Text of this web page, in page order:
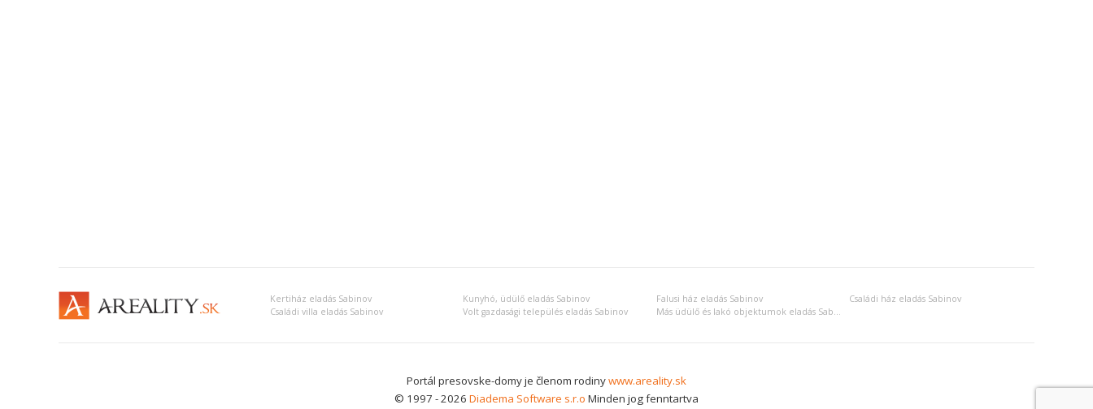
Kertiház eladás Sabinov Kunyhó, üdülő eladás Sabinov Falusi ház eladás Sabinov
Családi ház eladás Sabinov
Családi villa eladás Sabinov
Volt gazdasági település eladás Sabinov Más üdülő és lakó objektumok eladás Sabinov
Portál presovske-domy je členom rodinywww.areality.sk
© 1997 - 2026 Diadema Software s.r.o Minden jog fenntartva